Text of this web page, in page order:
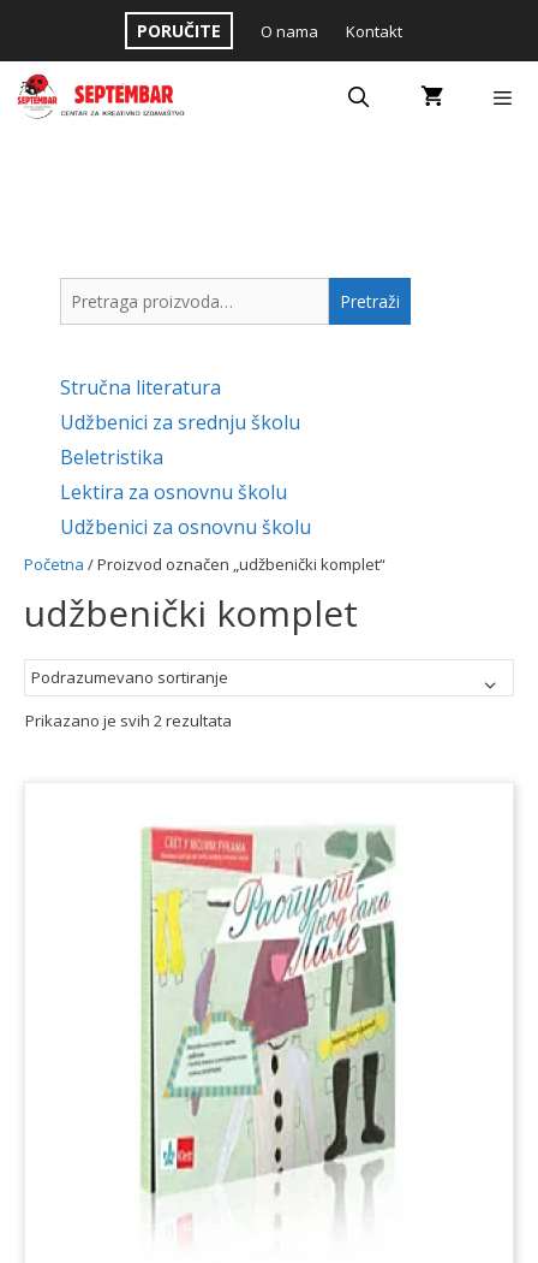
content
PORUČITE O nama Kontakt
Početna / Proizvod označen „udžbenički komplet“
udžbenički komplet
Prikazano je svih 2 rezultata
Pretraga
za:
Pretraži
Stručna literatura
Udžbenici za srednju školu
Beletristika
Lektira za osnovnu školu
Udžbenici za osnovnu školu